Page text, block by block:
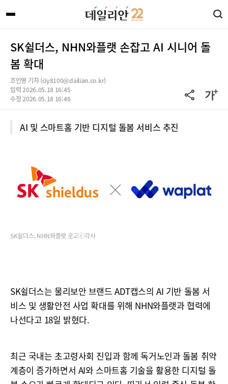
SK쉴더스, NHN와플랫 손잡고 AI 시니어 돌
봄 확대
조인영 기자 (ciy8100@dailian.co.kr)
입력 2026.05.18 16:45
수정 2026.05.18 16:46
AI 및 스마트홈 기반 디지털 돌봄 서비스 추진
SK쉴더스, NHN와플랫 로고ⓒ각사
SK쉴더스는 물리보안 브랜드 ADT캡스의 AI 기반 돌봄 서
비스 및 생활안전 사업 확대를 위해 NHN와플랫과 협력에
나선다고 18일 밝혔다.
최근 국내는 초고령사회 진입과 함께 독거노인과 돌봄 취약
계층이 증가하면서 AI와 스마트홈 기술을 활용한 디지털 돌